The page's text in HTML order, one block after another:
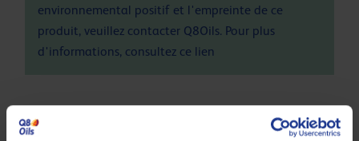
environnemental positif et l'empreinte de ce
produit, veuillez contacter Q8Oils. Pour plus
d'informations, consultez ce lien
Spécifications et approbations